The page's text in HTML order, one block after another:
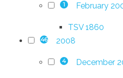
1 February
TSV 1860
46 2008
4 December